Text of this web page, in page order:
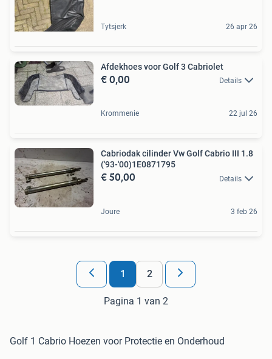
Tytsjerk 26 apr 26
Afdekhoes voor Golf 3 Cabriolet
€ 0,00 Details
Krommenie 22 jul 26
Cabriodak cilinder Vw Golf Cabrio III 1.8
('93-'00)1E0871795
€ 50,00 Details
Joure 3 feb 26
1 2
Pagina 1 van 2
Golf 1 Cabrio Hoezen voor Protectie en Onderhoud